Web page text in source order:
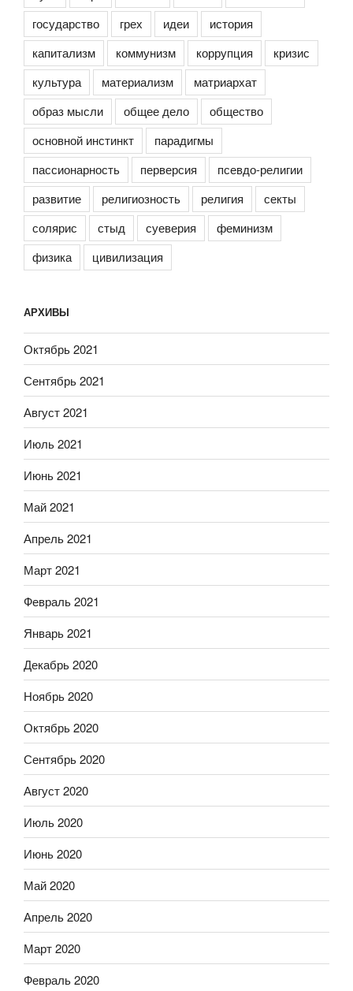
государство
грех идеи
история
капитализм
коммунизм коррупция
кризис
культура
материализм
матриархат
образ мысли
общее дело
общество
основной инстинкт
парадигмы
пассионарность
перверсия
псевдо-религии
развитие
религиозность религия
секты
солярис
стыд суеверия
феминизм
физика
цивилизация
АРХИВЫ
Октябрь 2021
Сентябрь 2021
Август 2021
Июль 2021
Июнь 2021
Май 2021
Апрель 2021
Март 2021
Февраль 2021
Январь 2021
Декабрь 2020
Ноябрь 2020
Октябрь 2020
Сентябрь 2020
Август 2020
Июль 2020
Июнь 2020
Май 2020
Апрель 2020
Март 2020
Февраль 2020